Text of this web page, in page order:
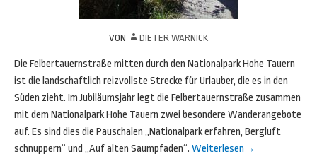
VON DIETER WARNICK
Die Felbertauernstraße mitten durch den Nationalpark Hohe Tauern
ist die landschaftlich reizvollste Strecke für Urlauber, die es in den
Süden zieht. Im Jubiläumsjahr legt die Felbertauernstraße zusammen
mit dem Nationalpark Hohe Tauern zwei besondere Wanderangebote
auf. Es sind dies die Pauschalen „Nationalpark erfahren, Bergluft
schnuppern“ und „Auf alten Saumpfaden“. Weiterlesen →